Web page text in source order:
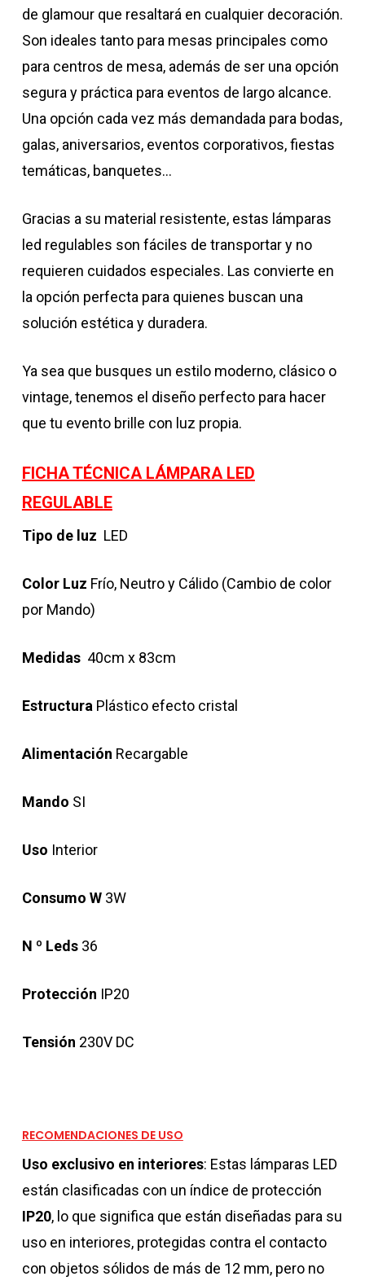
de glamour que resaltará en cualquier decoración.
Son ideales tanto para mesas principales como
para centros de mesa, además de ser una opción
segura y práctica para eventos de largo alcance.
Una opción cada vez más demandada para bodas,
galas, aniversarios, eventos corporativos, fiestas
temáticas, banquetes…
Gracias a su material resistente, estas lámparas
led regulables son fáciles de transportar y no
requieren cuidados especiales. Las convierte en
la opción perfecta para quienes buscan una
solución estética y duradera.
Ya sea que busques un estilo moderno, clásico o
vintage, tenemos el diseño perfecto para hacer
que tu evento brille con luz propia.
FICHA TÉCNICA LÁMPARA LED
REGULABLE
Tipo de luz LED
Color Luz Frío, Neutro y Cálido (Cambio de color
por Mando)
Medidas 40cm x 83cm
Estructura Plástico efecto cristal
Alimentación Recargable
Mando SI
Uso Interior
Consumo W3W
N º Leds36
Protección IP20
Tensión 230V DC
RECOMENDACIONES DE USO
Uso exclusivo en interiores: Estas lámparas LED
están clasificadas con un índice de protección
IP20, lo que significa que están diseñadas para su
uso en interiores, protegidas contra el contacto
con objetos sólidos de más de 12 mm, pero no